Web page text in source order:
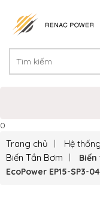
0
Trang chủ Hệ
Biến Tần Bơm
EcoPower EP15-SP3-